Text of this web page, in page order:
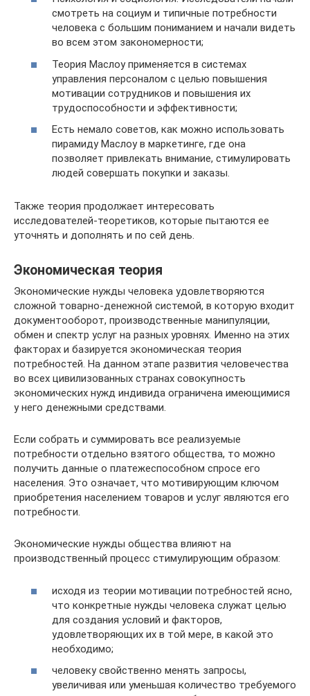
смотреть на социум и типичные потребности
человека с большим пониманием и начали видеть
во всем этом закономерности;
Теория Маслоу применяется в системах
управления персоналом с целью повышения
мотивации сотрудников и повышения их
трудоспособности и эффективности;
Есть немало советов, как можно использовать
пирамиду Маслоу в маркетинге, где она
позволяет привлекать внимание, стимулировать
людей совершать покупки и заказы.
Также теория продолжает интересовать
исследователей-теоретиков, которые пытаются ее
уточнять и дополнять и по сей день.
Экономическая теория
Экономические нужды человека удовлетворяются
сложной товарно-денежной системой, в которую входит
документооборот, производственные манипуляции,
обмен и спектр услуг на разных уровнях. Именно на этих
факторах и базируется экономическая теория
потребностей. На данном этапе развития человечества
во всех цивилизованных странах совокупность
экономических нужд индивида ограничена имеющимися
у него денежными средствами.
Если собрать и суммировать все реализуемые
потребности отдельно взятого общества, то можно
получить данные о платежеспособном спросе его
населения. Это означает, что мотивирующим ключом
приобретения населением товаров и услуг являются его
потребности.
Экономические нужды общества влияют на
производственный процесс стимулирующим образом:
исходя из теории мотивации потребностей ясно,
что конкретные нужды человека служат целью
для создания условий и факторов,
удовлетворяющих их в той мере, в какой это
необходимо;
человеку свойственно менять запросы,
увеличивая или уменьшая количество требуемого